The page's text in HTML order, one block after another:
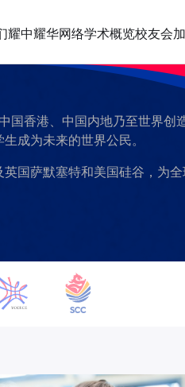
耀中耀华网络学术概览校友会
国香港、中国内地乃至世界创
成为未来的世界公民。
国萨默塞特和美国硅谷，为全